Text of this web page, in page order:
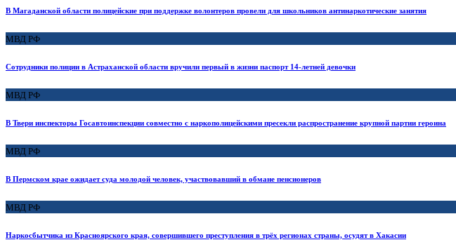
В Магаданской области полицейские при поддержке волонтеров провели для школьников антинаркотические занятия
МВД РФ
Сотрудники полиции в Астраханской области вручили первый в жизни паспорт 14-летней девочки
МВД РФ
В Твери инспекторы Госавтоинспекции совместно с наркополицейскими пресекли распространение крупной партии героина
МВД РФ
В Пермском крае ожидает суда молодой человек, участвовавший в обмане пенсионеров
МВД РФ
Наркосбытчика из Красноярского края, совершившего преступления в трёх регионах страны, осудят в Хакасии